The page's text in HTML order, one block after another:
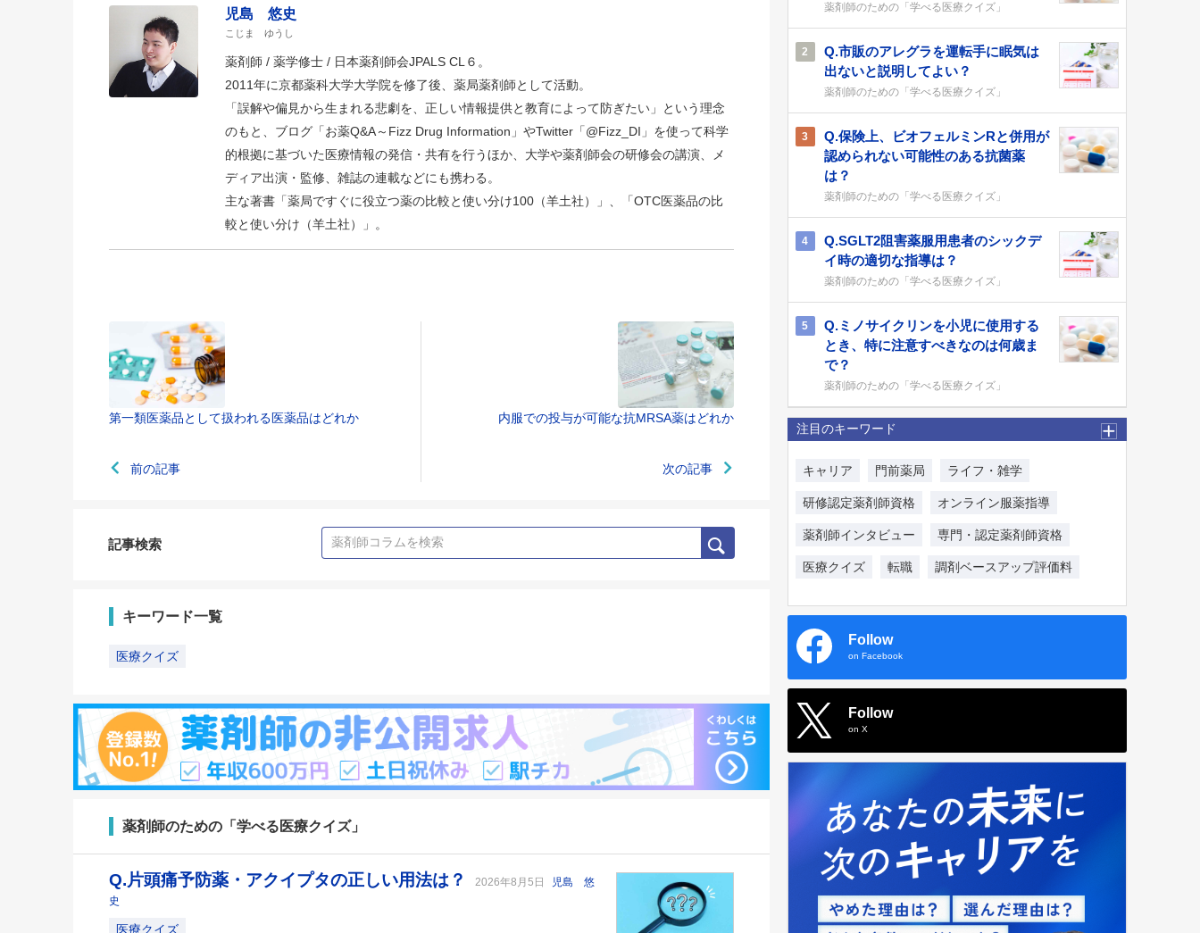
児島 悠史
こじま ゆうし
薬剤師 / 薬学修士 / 日本薬剤師会JPALS CL６。
2011年に京都薬科大学大学院を修了後、薬局薬剤師として活動。
「誤解や偏見から生まれる悲劇を、正しい情報提供と教育によって防ぎたい」という理念
のもと、ブログ「お薬Q&A～Fizz Drug Information」やTwitter「@Fizz_DI」を使って科学
的根拠に基づいた医療情報の発信・共有を行うほか、大学や薬剤師会の研修会の講演、メ
ディア出演・監修、雑誌の連載などにも携わる。
主な著書「薬局ですぐに役立つ薬の比較と使い分け100（羊土社）」、「OTC医薬品の比
較と使い分け（羊土社）」。
第一類医薬品として扱われる医薬品はどれか
前の記事
内服での投与が可能な抗MRSA薬はどれか
次の記事
記事検索
キーワード一覧
医療クイズ
薬剤師のための「学べる医療クイズ」
Q.片頭痛予防薬・アクイプタの正しい用法は？ 2026年8月5日
児島 悠
史
医療クイズ
薬剤師のための「学べる医療クイズ」
2
Q.市販のアレグラを運転手に眠気は
出ないと説明してよい？
薬剤師のための「学べる医療クイズ」
3
Q.保険上、ビオフェルミンRと併用が
認められない可能性のある抗菌薬
は？
薬剤師のための「学べる医療クイズ」
4
Q.SGLT2阻害薬服用患者のシックデ
イ時の適切な指導は？
薬剤師のための「学べる医療クイズ」
5
Q.ミノサイクリンを小児に使用する
とき、特に注意すべきなのは何歳ま
で？
薬剤師のための「学べる医療クイズ」
注目のキーワード
キャリア 門前薬局 ライフ・雑学
研修認定薬剤師資格 オンライン服薬指導
薬剤師インタビュー 専門・認定薬剤師資格
医療クイズ 転職 調剤ベースアップ評価料
Follow
on Facebook
Follow
on X